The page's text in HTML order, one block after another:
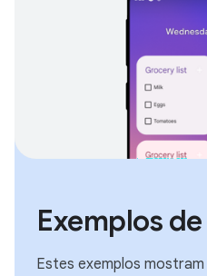
Exemplos
Estes exemplos